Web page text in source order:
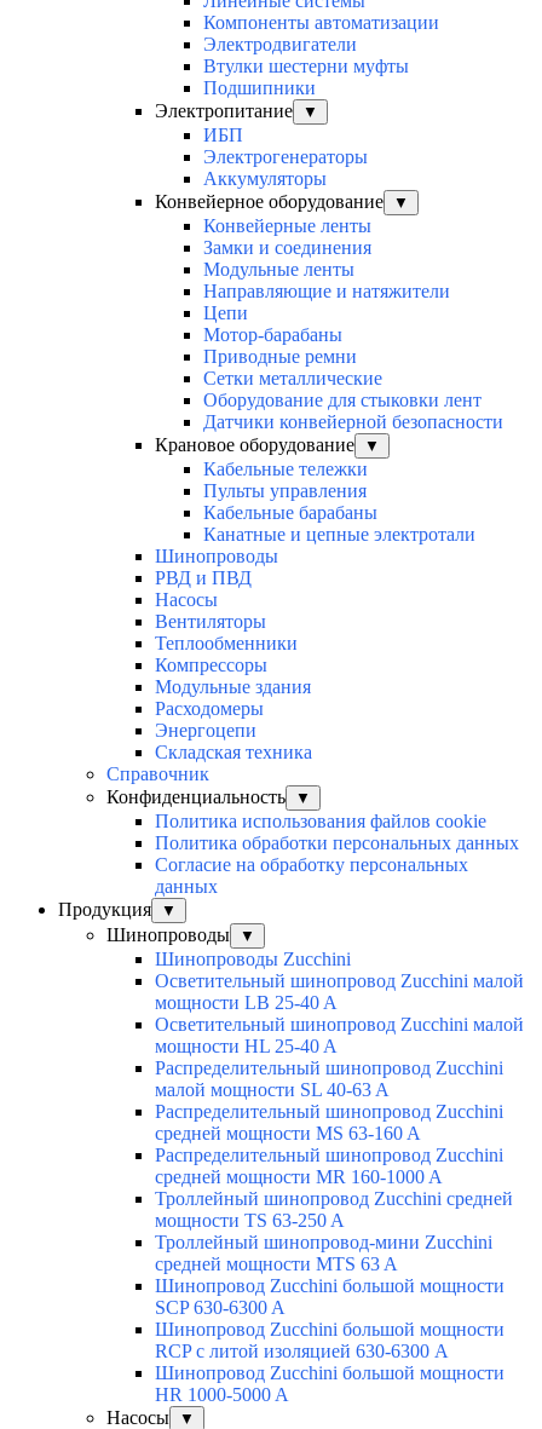
Компоненты автоматизации
Электродвигатели
Втулки шестерни муфты
Подшипники
Электропитание
▼
ИБП
Электрогенераторы
Аккумуляторы
Конвейерное оборудование
▼
Конвейерные ленты
Замки и соединения
Модульные ленты
Направляющие и натяжители
Цепи
Мотор-барабаны
Приводные ремни
Сетки металлические
Оборудование для стыковки лент
Датчики конвейерной безопасности
Крановое оборудование
▼
Кабельные тележки
Пульты управления
Кабельные барабаны
Канатные и цепные электротали
Шинопроводы
РВД и ПВД
Насосы
Вентиляторы
Теплообменники
Компрессоры
Модульные здания
Расходомеры
Энергоцепи
Складская техника
Справочник
Конфиденциальность
▼
Политика использования файлов cookie
Политика обработки персональных данных
Согласие на обработку персональных
данных
Продукция
▼
Шинопроводы ▼
Шинопроводы Zucchini
Осветительный шинопровод Zucchini малой
мощности LB 25-40 A
Осветительный шинопровод Zucchini малой
мощности HL 25-40 A
Распределительный шинопровод Zucchini
малой мощности SL 40-63 A
Распределительный шинопровод Zucchini
средней мощности MS 63-160 A
Распределительный шинопровод Zucchini
средней мощности MR 160-1000 A
Троллейный шинопровод Zucchini средней
мощности TS 63-250 A
Троллейный шинопровод-мини Zucchini
средней мощности MTS 63 A
Шинопровод Zucchini большой мощности
SCP 630-6300 A
Шинопровод Zucchini большой мощности
RCP с литой изоляцией 630-6300 A
Шинопровод Zucchini большой мощности
HR 1000-5000 A
Насосы
▼